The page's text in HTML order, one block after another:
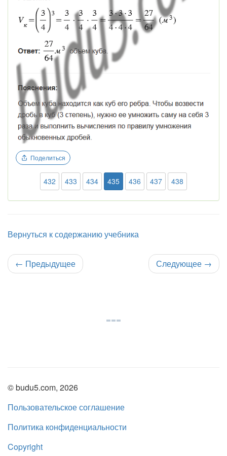
Поделиться
432 433 434 435 436 437 438
Вернуться к содержанию учебника
← Предыдущее Следующее →
© budu5.com, 2026
Пользовательское соглашение
Политика конфиденциальности
Copyright